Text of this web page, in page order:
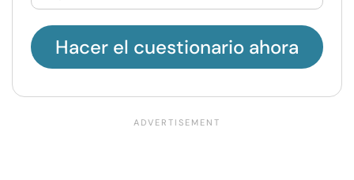
Hacer el cuestionario ahora